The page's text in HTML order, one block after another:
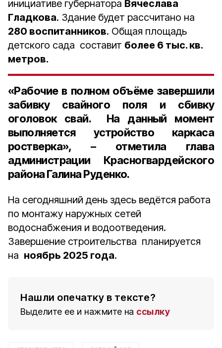
инициативе губернатора Вячеслава
Гладкова. Здание будет рассчитано на
280 воспитанников. Общая площадь
детского сада составит более 6 тыс. кв.
метров.
«Рабочие в полном объёме завершили
забивку свайного поля и сбивку
оголовок свай. На данный момент
выполняется устройство каркаса
ростверка», – отметила глава
администрации Красногвардейского
района Галина Руденко.
На сегодняшний день здесь ведётся работа
по монтажу наружных сетей
водоснабжения и водоотведения.
Завершение строительства планируется
на ноябрь 2025 года.
Нашли опечатку в тексте?
Выделите ее и нажмите на ссылку